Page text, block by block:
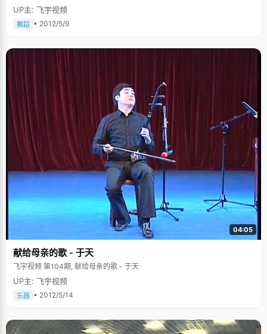
UP主: 飞宇视频
舞蹈 • 2012/5/9
04:05
献给母亲的歌 - 于天
飞宇视频 第104期, 献给母亲的歌 - 于天
UP主: 飞宇视频
乐器 • 2012/5/14